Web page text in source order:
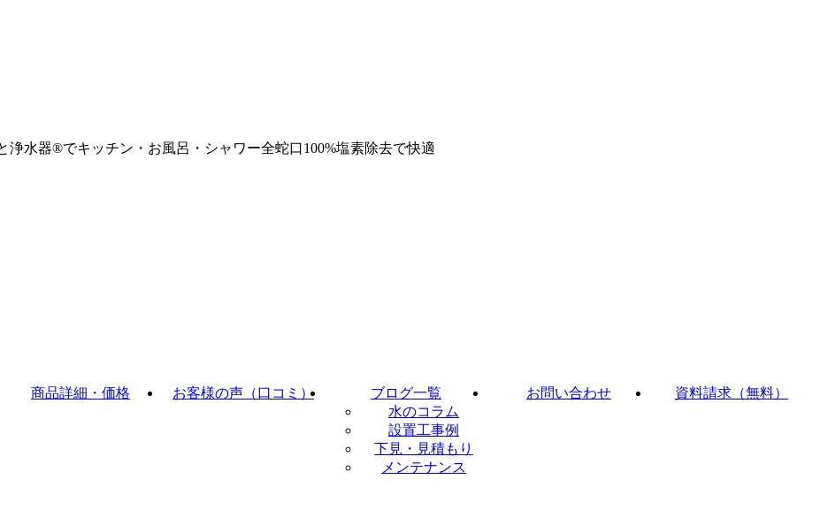
水器®でキッチン・お風呂・シャワー全蛇口100%塩素除去で快適
商品詳細・価格 お客様の声（口コミ）
ブログ一覧
水のコラム
設置工事例
下見・見積もり
メンテナンス
お問い合わせ 資料請求（無料）